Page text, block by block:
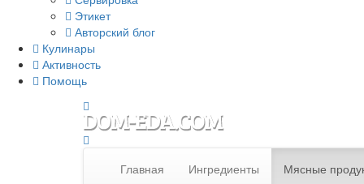
Этикет
Авторский блог
Кулинары
Активность
Помощь
Главная Ингредиенты Мясные